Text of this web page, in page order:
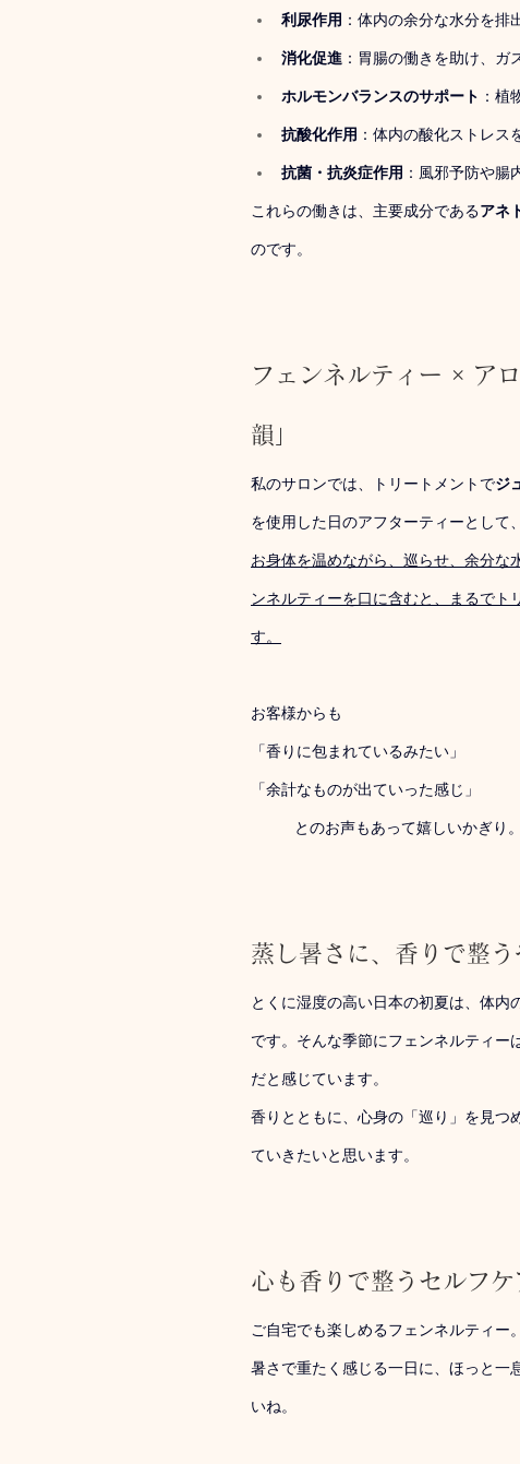
利尿作用 ：体内の余分な水分を排
消化促進 ：胃腸の働きを助け、ガ
ホルモンバランスのサポート ：植
抗酸化作用 ：体内の酸化ストレス
抗菌・抗炎症作用 ：風邪予防や腸
これらの働きは、主要成分であるアネ
のです。
フェンネルティー × ア
韻」
私のサロンでは、トリートメントでジ
を使用した日のアフターティーとして
お身体を温めながら、巡らせ、余分な
ンネルティーを口に含むと、まるでト
す。
お客様からも
「香りに包まれているみたい」
「余計なものが出ていった感じ」
とのお声もあって嬉しいかぎり。
蒸し暑さに、香りで整
とくに湿度の高い日本の初夏は、体内
です。そんな季節にフェンネルティー
だと感じています。
香りとともに、心身の「巡り」を見つ
ていきたいと思います。
心も香りで整うセルフ
ご自宅でも楽しめるフェンネルティー
暑さで重たく感じる一日に、ほっと一
いね。